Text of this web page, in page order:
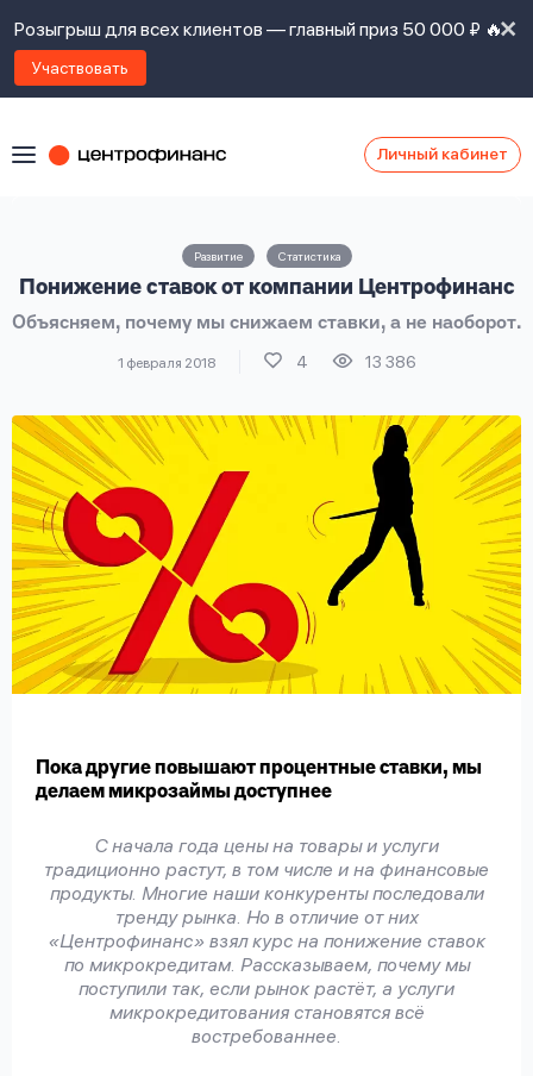
Розыгрыш для всех клиентов — главный приз 50 000 ₽ 🔥
Участвовать
Личный кабинет
Развитие Статистика
Понижение ставок от компании Центрофинанс
Объясняем, почему мы снижаем ставки, а не наоборот.
1 февраля 2018 4 13 386
Пока другие повышают процентные ставки, мы
делаем микрозаймы доступнее
С начала года цены на товары и услуги
традиционно растут, в том числе и на финансовые
продукты. Многие наши конкуренты последовали
тренду рынка. Но в отличие от них
«Центрофинанс» взял курс на понижение ставок
по микрокредитам. Рассказываем, почему мы
поступили так, если рынок растёт, а услуги
микрокредитования становятся всё
востребованнее.
Оформить заявку
Войти под другим номером
Наши
контакты
Задать
вопрос
Ответы
на
с
предоставления
займов,
даю
согласие
на
обработку
личных
данных